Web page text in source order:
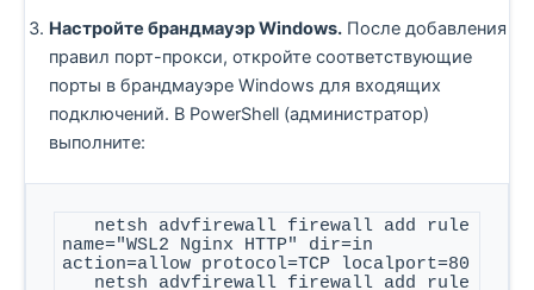
Настройте брандмауэр Windows. После добавления
правил порт-прокси, откройте соответствующие
порты в брандмауэре Windows для входящих
подключений. В PowerShell (администратор)
выполните:
name="WSL2 Nginx HTTP" dir=in
action=allow protocol=TCP localport=80